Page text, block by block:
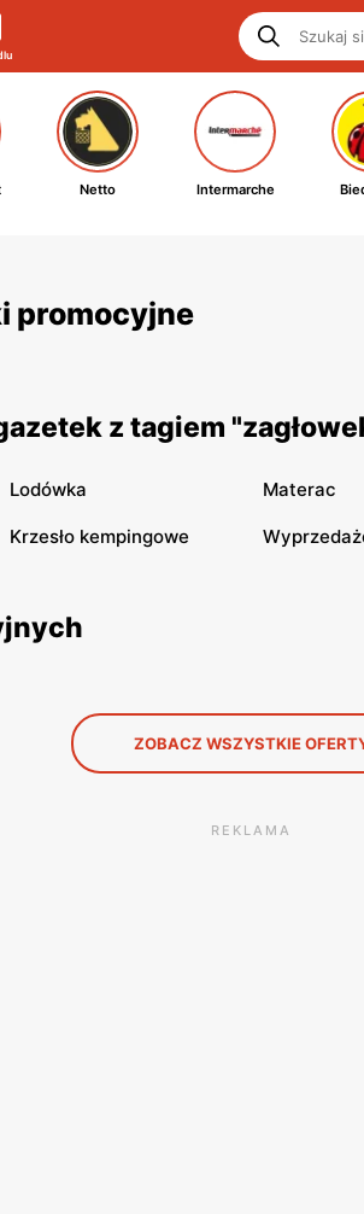
Netto Intermarche
promocyjne
z tagiem
Lodówka Materac
Krzesło kempingowe
ZOBACZ WSZYSTKIE
REKLAMA